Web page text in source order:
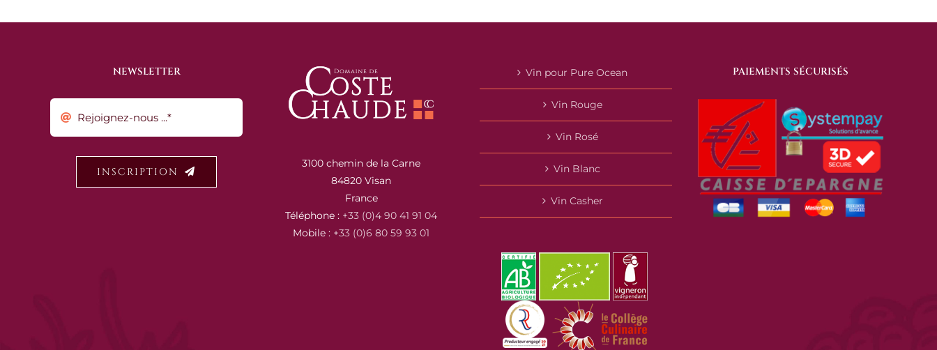
NEWSLETTER
INSCRIPTION
3100 chemin de la Carne
84820 Visan
France
Téléphone : +33 (0)4 90 41 91 04
Mobile : +33 (0)6 80 59 93 01
Vin pour Pure Ocean
Vin Rouge
Vin Rosé
Vin Blanc
Vin Casher
PAIEMENTS SÉCURISÉS